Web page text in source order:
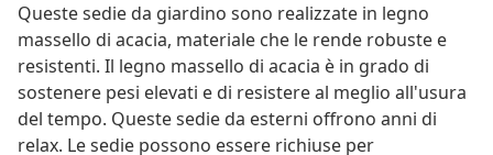
Queste sedie da giardino sono realizzate in legno
massello di acacia, materiale che le rende robuste e
resistenti. Il legno massello di acacia è in grado di
sostenere pesi elevati e di resistere al meglio all'usura
del tempo. Queste sedie da esterni offrono anni di
relax. Le sedie possono essere richiuse per